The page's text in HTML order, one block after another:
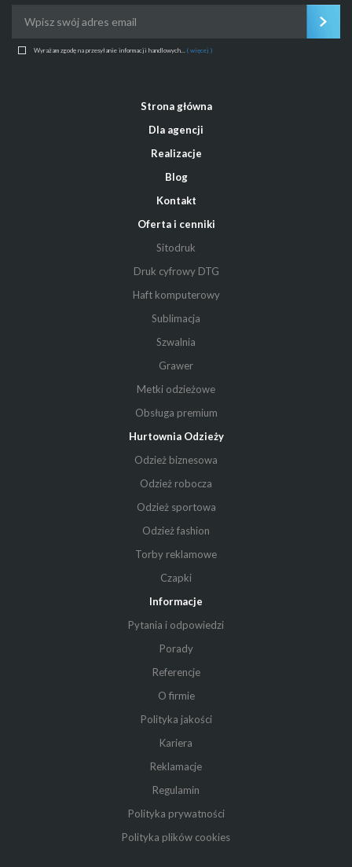
Wyrażam zgodę na przesyłanie informacji handlowych... ( więcej )
Strona główna
Dla agencji
Realizacje
Blog
Kontakt
Oferta i cenniki
Sitodruk
Druk cyfrowy DTG
Haft komputerowy
Sublimacja
Szwalnia
Grawer
Metki odzieżowe
Obsługa premium
Hurtownia Odzieży
Odzież biznesowa
Odzież robocza
Odzież sportowa
Odzież fashion
Torby reklamowe
Czapki
Informacje
Pytania i odpowiedzi
Porady
Referencje
O firmie
Polityka jakości
Kariera
Reklamacje
Regulamin
Polityka prywatności
Polityka plików cookies